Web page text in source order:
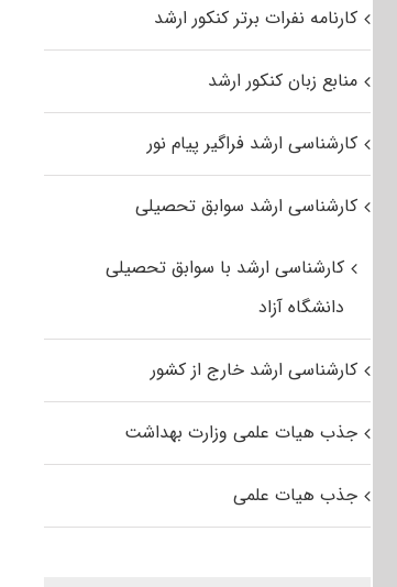
کارنامه نفرات برتر کنکور ارشد
منابع زبان کنکور ارشد
کارشناسی ارشد فراگیر پیام نور
کارشناسی ارشد سوابق تحصیلی
کارشناسی ارشد با سوابق تحصیلی
دانشگاه آزاد
کارشناسی ارشد خارج از کشور
جذب هیات علمی وزارت بهداشت
جذب هیات علمی